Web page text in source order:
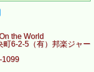
the World
6-2-5（有）邦楽ジャー